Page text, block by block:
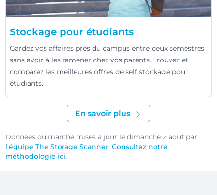
Stockage pour étudiants
Gardez vos affaires près du campus entre deux semestres
sans avoir à les ramener chez vos parents. Trouvez et
comparez les meilleures offres de self stockage pour
étudiants.
En savoir plus
Données du marché mises à jour le dimanche 2 août par
l'équipe The Storage Scanner.Consultez notre
méthodologie ici.